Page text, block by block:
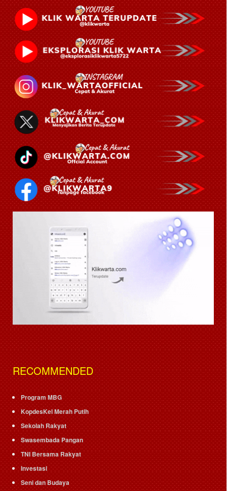
RECOMMENDED
Program MBG
KopdesKel Merah Putih
Sekolah Rakyat
Swasembada Pangan
TNI Bersama Rakyat
Investasi
Seni dan Budaya